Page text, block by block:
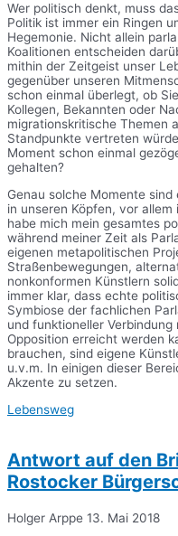
Wer politisch denkt, muss
Politik ist immer ein Ringen
Hegemonie. Nicht allein
Koalitionen entscheiden
mithin der Zeitgeist unser
gegenüber unseren
schon einmal überlegt, ob
Kollegen, Bekannten oder
migrationskritische Themen
Standpunkte vertreten
Moment schon einmal
gehalten?
Genau solche Momente
in unseren Köpfen, vor
habe mich mein gesamtes
während meiner Zeit als
eigenen metapolitischen
Straßenbewegungen,
nonkonformen Künstlern
immer klar, dass echte
Symbiose der fachlichen
und funktioneller
Opposition erreicht werden
brauchen, sind eigene
u.v.m. In einigen dieser
Akzente zu setzen.
Lebensweg
Antwort auf den
Rostocker
Holger Arppe 13. Mai 2018